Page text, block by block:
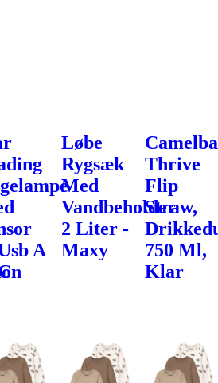
A
Løbe
Rygsæk
Med
Vandbeholder
2 Liter -
Maxy
Thrive
Flip
Straw,
750 Ml,
Klar